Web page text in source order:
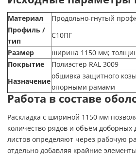
Материал
Продольно-гнутый
Профиль /
тип
С10ПГ
Размер
ширина 1150 мм;
Покрытие
Полиэстер RAL 3009
Назначение
обшивка защитного
опорными рамами
Работа в составе
Раскладка с шириной 1150 мм
количество рядов и объём доборных
листов определяют через рабочую
отдельно добавляя крайние